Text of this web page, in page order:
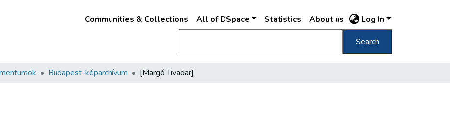
Communities & Collections All of DSpace Statistics About us Log In
Search
Budapest-képarchívum [Margó Tivadar]